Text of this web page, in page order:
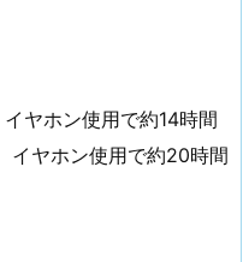
ヤホン使用で約14時間
イヤホン使用で約20時間